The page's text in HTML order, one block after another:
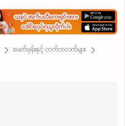
စမတ်ဖုန်းနှင့် တက်ဘလက်များ